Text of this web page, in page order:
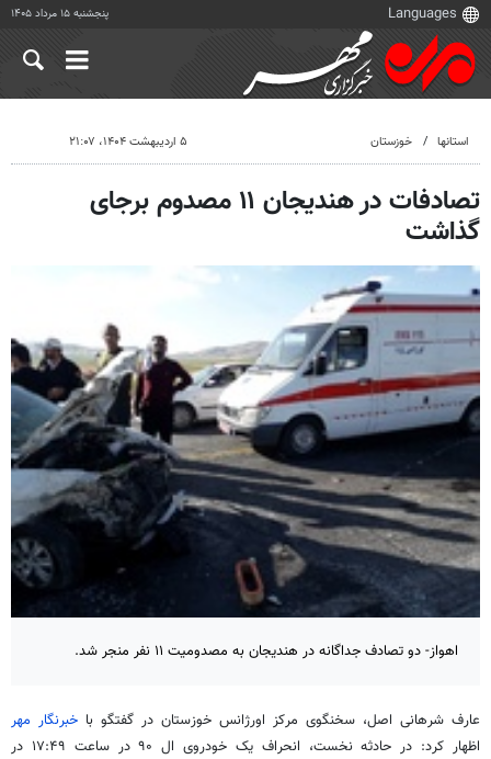
پنجشنبه ۱۵ مرداد ۱۴۰۵
استانها خوزستان ۵ اردیبهشت ۱۴۰۴، ۲۱:۰۷
تصادفات در هندیجان ۱۱ مصدوم برجای
گذاشت
اهواز- دو تصادف جداگانه در هندیجان به مصدومیت ۱۱ نفر منجر شد.
عارف شرهانی اصل، سخنگوی مرکز اورژانس خوزستان در گفتگو با خبرنگار مهر
اظهار کرد: در حادثه نخست، انحراف یک خودروی ال
۹۰ در ساعت ۱۷:۴۹ در